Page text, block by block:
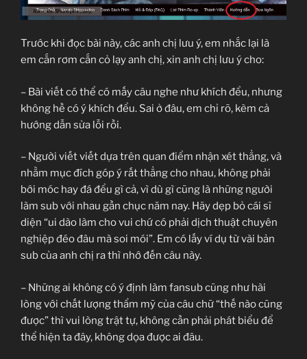
Trước khi đọc bài này, các anh chị lưu ý, em nhắc lại là
em cắn rơm cắn cỏ lạy anh chị, xin anh chị lưu ý cho:
– Bài viết có thể có mấy câu nghe như khích đểu, nhưng
không hề có ý khích đểu. Sai ở đâu, em chỉ rõ, kèm cả
hướng dẫn sửa lỗi rồi.
– Người viết viết dựa trên quan điểm nhận xét thẳng, và
nhằm mục đích góp ý rất thẳng cho nhau, không phải
bới móc hay đá đểu gì cả, vì dù gì cũng là những người
làm sub với nhau gần chục năm nay. Hãy dẹp bỏ cái sĩ
diện “ui dào làm cho vui chứ có phải dịch thuật chuyên
nghiệp đéo đâu mà soi mói”. Em có lấy ví dụ từ vài bản
sub của anh chị ra thì nhớ đến câu này.
– Những ai không có ý định làm fansub cũng như hài
lòng với chất lượng thẩm mỹ của câu chữ “thế nào cũng
được” thì vui lòng trật tự, không cần phải phát biểu để
thể hiện ta đây, không dọa được ai đâu.